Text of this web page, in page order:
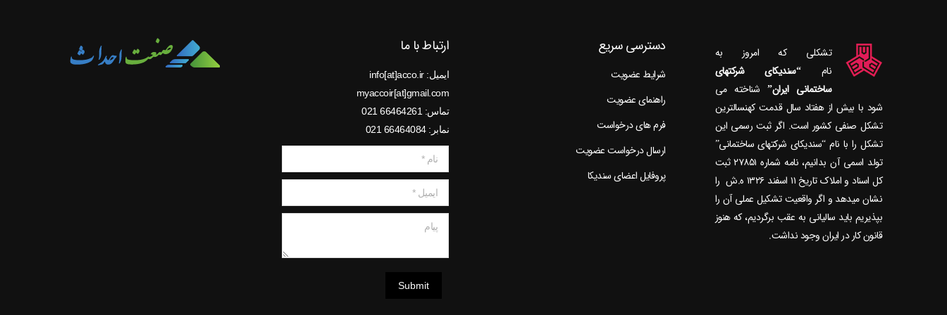
تشکلی که امروز به
نام“سندیکای شرکتهای
ساختمانی ایران”
شود با بیش از هفتاد سال قدمت کهنسال‎ترین
تشکل صنفی کشور است. اگر ثبت رسمی این
تشکل را با نام “سندیکای شرکتهای ساختمانی”
تولد اسمی آن بدانیم، نامه شماره ۲۷۸۵۱ ثبت
کل اسناد و املاک تاریخ ۱۱ اسفند ۱۳۲۶ ه.ش را
نشان می‎دهد و اگر واقعیت تشکیل عملی آن را
بپذیریم باید سالیانی به عقب برگردیم، که هنوز
قانون کار در ایران وجود نداشت.
دسترسی سریع
شرایط عضویت
راهنمای عضویت
فرم های درخواست
ارسال درخواست عضویت
پروفایل اعضای سندیکا
ارتباط با ما
ایمیل: info[at]acco.ir
myaccoir[at]gmail.com
تماس: 66464261 021
نمابر: 66464084 021
نام *
ایمیل *
Submit